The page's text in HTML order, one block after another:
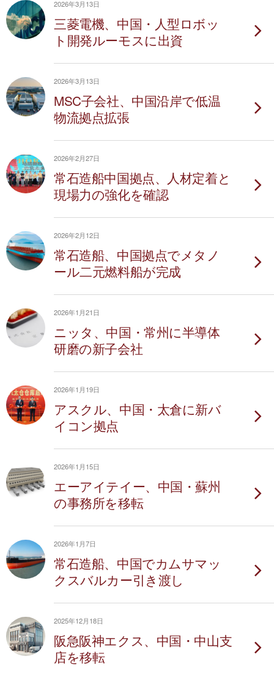
2026年3月13日
三菱電機、中国・人型ロボッ
ト開発ルーモスに出資
2026年3月13日
MSC子会社、中国沿岸で低温
物流拠点拡張
2026年2月27日
常石造船中国拠点、人材定着と
現場力の強化を確認
2026年2月12日
常石造船、中国拠点でメタノ
ール二元燃料船が完成
2026年1月21日
ニッタ、中国・常州に半導体
研磨の新子会社
2026年1月19日
アスクル、中国・太倉に新バ
イコン拠点
2026年1月15日
エーアイテイー、中国・蘇州
の事務所を移転
2026年1月7日
常石造船、中国でカムサマッ
クスバルカー引き渡し
2025年12月18日
阪急阪神エクス、中国・中山支
店を移転